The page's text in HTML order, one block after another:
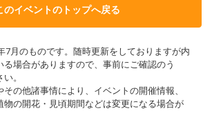
のイベントのトップへ戻る
7月のものです。随時更新をしておりますが内
場合がありますので、事前にご確認のう
。
の他諸事情により、イベントの開催情報、
物の開花・見頃期間などは変更になる場合が